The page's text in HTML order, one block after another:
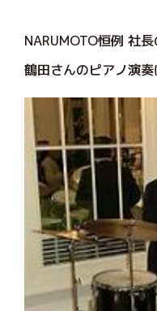
NARUMOTO恒例 社
鶴田さんのピアノ演